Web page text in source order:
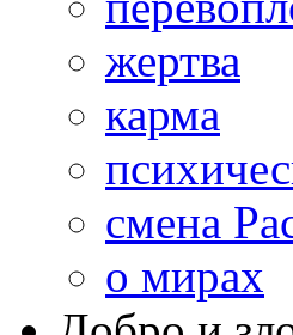
жертва
карма
смена
о мирах